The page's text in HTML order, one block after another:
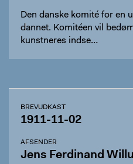
Den danske komité for en
dannet. Komitéen vil
kunstneres indse…
BREVUDKAST
1911-11-02
AFSENDER
Jens Ferdinand